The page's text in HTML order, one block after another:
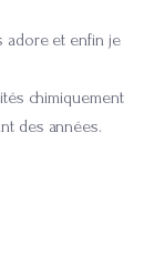
adore et enfin je
chimiquement
des années.